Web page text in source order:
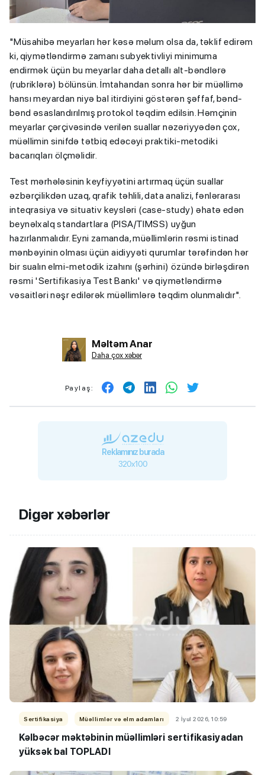
"Müsahibə meyarları hər kəsə məlum olsa da, təklif edirəm
ki, qiymətləndirmə zamanı subyektivliyi minimuma
endirmək üçün bu meyarlar daha detallı alt-bəndlərə
(rubriklərə) bölünsün. İmtahandan sonra hər bir müəllimə
hansı meyardan niyə bal itirdiyini göstərən şəffaf, bənd-
bənd əsaslandırılmış protokol təqdim edilsin. Həmçinin
meyarlar çərçivəsində verilən suallar nəzəriyyədən çox,
müəllimin sinifdə tətbiq edəcəyi praktiki-metodiki
bacarıqları ölçməlidir.
Test mərhələsinin keyfiyyətini artırmaq üçün suallar
əzbərçilikdən uzaq, qrafik təhlili, data analizi, fənlərarası
inteqrasiya və situativ keysləri (case-study) əhatə edən
beynəlxalq standartlara (PISA/TIMSS) uyğun
hazırlanmalıdır. Eyni zamanda, müəllimlərin rəsmi istinad
mənbəyinin olması üçün aidiyyəti qurumlar tərəfindən hər
bir sualın elmi-metodik izahını (şərhini) özündə birləşdirən
rəsmi 'Sertifikasiya Test Bankı' və qiymətləndirmə
vəsaitləri nəşr edilərək müəllimlərə təqdim olunmalıdır".
Məltəm Anar
Daha çox xəbər
Paylaş:
Reklamınız burada
320x100
Digər xəbərlər
Sertifikasiya Müəllimlər və elm adamları 2 İyul 2026, 10:59
Kəlbəcər məktəbinin müəllimləri sertifikasiyadan
yüksək bal TOPLADI